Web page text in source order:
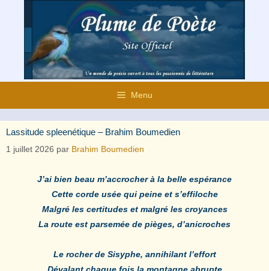
contenu
Menu
Lassitude spleenétique – Brahim Boumedien
1 juillet 2026 par Brahim Boumedien
J’ai bien beau m’accrocher à la belle espérance
Cette corde usée qui peine et s’effiloche
Malgré les certitudes et malgré les croyances
La route est parsemée de pièges, d’anicroches
Le rocher de Sisyphe, annihilant l’effort